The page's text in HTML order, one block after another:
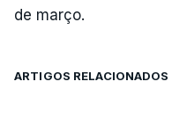
de março.
ARTIGOS RELACIONADOS